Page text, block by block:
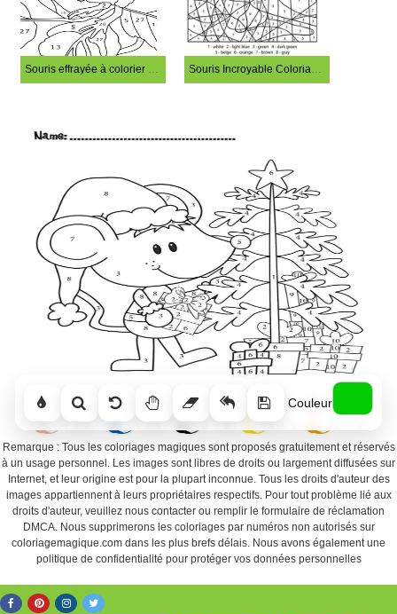
Souris effrayée à colorier par numéro Souris Incroyable Coloriage Magique
Couleur
Remarque : Tous les coloriages magiques sont proposés gratuitement et réservés
à un usage personnel. Les images sont libres de droits ou largement diffusées sur
Internet, et leur origine est pour la plupart inconnue. Tous les droits d'auteur des
images appartiennent à leurs propriétaires respectifs. Pour tout problème lié aux
droits d'auteur, veuillez nous contacter ou remplir le formulaire de réclamation
DMCA. Nous supprimerons les coloriages par numéros non autorisés sur
coloriagemagique.com dans les plus brefs délais. Nous avons également une
politique de confidentialité pour protéger vos données personnelles